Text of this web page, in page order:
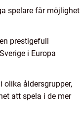
spelare får möjlighet
prestigefull
i Europa
åldersgrupper,
att spela i de mer